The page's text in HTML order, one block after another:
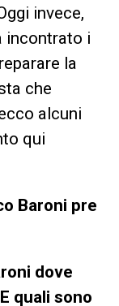
invece,
incontrato i
la
che
alcuni
qui
Baroni pre
dove
quali sono